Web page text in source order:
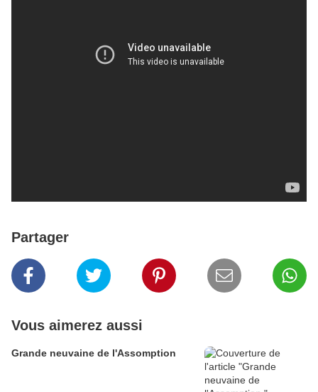
Partager
Vous aimerez aussi
Grande neuvaine de l'Assomption